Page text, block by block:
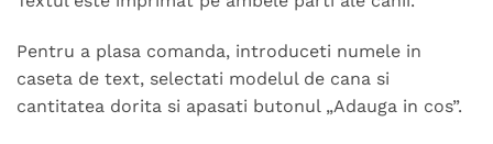
Pentru a plasa comanda, introduceti numele in
caseta de text, selectati modelul de cana si
cantitatea dorita si apasati butonul „Adauga in cos”.